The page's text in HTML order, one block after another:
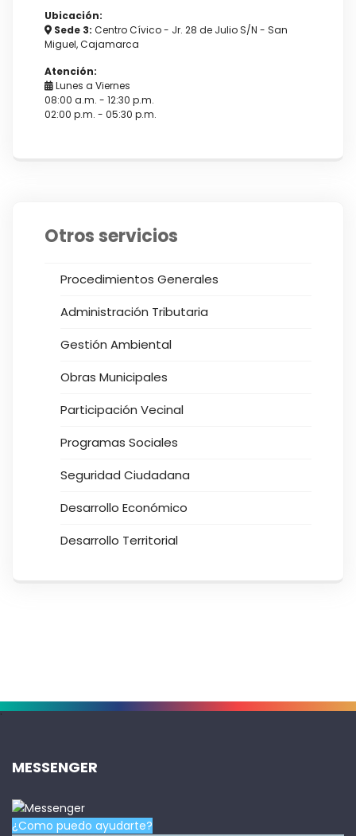
Ubicación:
Sede 3: Centro Cívico - Jr. 28 de Julio S/N - San
Miguel, Cajamarca
Atención:
Lunes a Viernes
08:00 a.m. - 12:30 p.m.
02:00 p.m. - 05:30 p.m.
Otros servicios
Procedimientos Generales
Administración Tributaria
Gestión Ambiental
Obras Municipales
Participación Vecinal
Programas Sociales
Seguridad Ciudadana
Desarrollo Económico
Desarrollo Territorial
.
MESSENGER
¿Como puedo ayudarte?